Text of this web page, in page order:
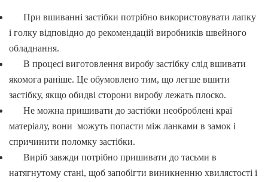
При вшиванні застібки потрібно використовувати лапку
і голку відповідно до рекомендацій виробників швейного
обладнання.
В процесі виготовлення виробу застібку слід вшивати
якомога раніше. Це обумовлено тим, що легше вшити
застібку, якщо обидві сторони виробу лежать плоско.
Не можна пришивати до застібки необроблені краї
матеріалу, вони можуть попасти між ланками в замок і
спричинити поломку застібки.
Виріб завжди потрібно пришивати до тасьми в
натягнутому стані, щоб запобігти виникненню хвилястості і